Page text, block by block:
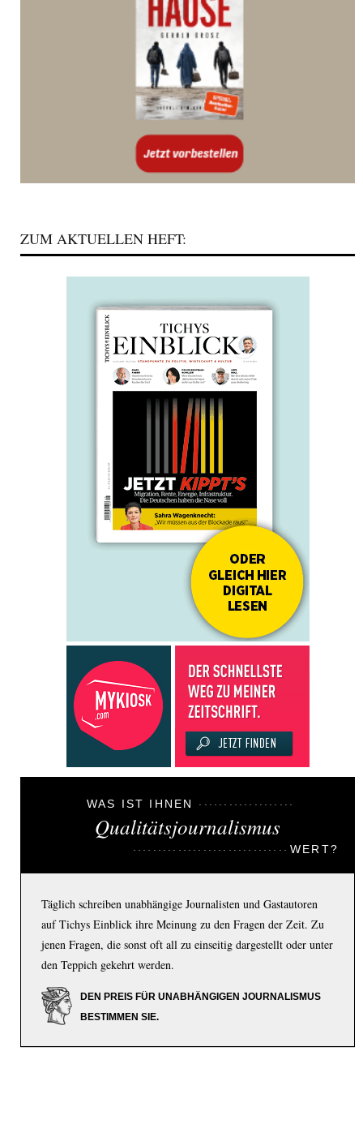
ZUM AKTUELLEN HEFT:
WAS IST IHNEN
Qualitätsjournalismus
WERT?
Täglich schreiben unabhängige Journalisten und Gastautoren
auf Tichys Einblick ihre Meinung zu den Fragen der Zeit. Zu
jenen Fragen, die sonst oft all zu einseitig dargestellt oder unter
den Teppich gekehrt werden.
DEN PREIS FÜR UNABHÄNGIGEN JOURNALISMUS
BESTIMMEN SIE.